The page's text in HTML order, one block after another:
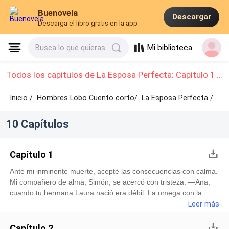
Buenovela
Descarga el libro gratis en la app
Descargar
Busca lo que quieras Mi biblioteca
Todos los capítulos de La Esposa Perfecta: Capítulo 1 - Capítulo 10
Inicio / Hombres Lobo Cuento corto/La Esposa Perfecta /
10 Capítulos
Capítulo 1
Ante mi inminente muerte, acepté las consecuencias con calma.
Mi compañero de alma, Simón, se acercó con tristeza. —Ana,
cuando tu hermana Laura nació era débil. La omega con la
capacidad de curación más pobre. Ahora, un riñón se le necrosó
acuerdo de ruptura del vínculo de «compañeros de alma». Tras
Leer más